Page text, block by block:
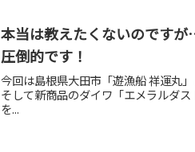
本当は教えたくないのです
圧倒的です！
今回は島根県大田市「遊漁船 祥運丸
そして新商品のダイワ「エメラルダ
を...